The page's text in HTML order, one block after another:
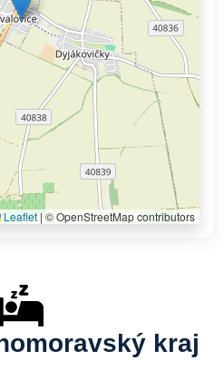
Leaflet | © OpenStreetMap contributors
kraj